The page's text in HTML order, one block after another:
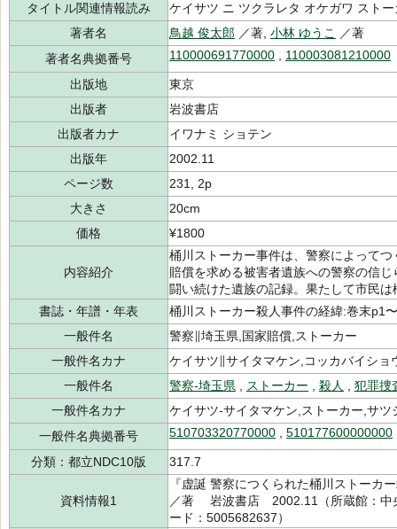
タイトル関連情報読み
ケイサツ ニ ツクラレタ オケガワ スト
著者名
鳥越 俊太郎 ／著, 小林 ゆうこ
／著
著者名典拠番号
110000691770000 110003081210000
出版地
東京
出版者
岩波書店
出版者カナ
イワナミ ショテン
出版年
2002.11
ページ数
231, 2p
大きさ
20cm
価格
¥1800
内容紹介
桶川ストーカー事件は、警察によって
賠償を求める被害者遺族への警察の信
闘い続けた遺族の記録。果たして市民
書誌・年譜・年表
桶川ストーカー殺人事件の経緯:巻末p1
一般件名
警察∥埼玉県,国家賠償,ストーカー
一般件名カナ
ケイサツ∥サイタマケン,コッカバイショ
一般件名
警察-埼玉県 ストーカー 殺人
犯罪捜
一般件名カナ
ケイサツ-サイタマケン,ストーカー,サツ
一般件名典拠番号
510703320770000 510177600000000
分類：都立NDC10版 317.7
資料情報1
『虚誕 警察につくられた桶川ストー
／著 岩波書店 2002.11（所蔵館：
ード：5005682637）